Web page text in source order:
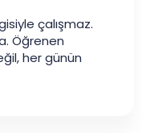
çalışmaz.
Öğrenen
her günün